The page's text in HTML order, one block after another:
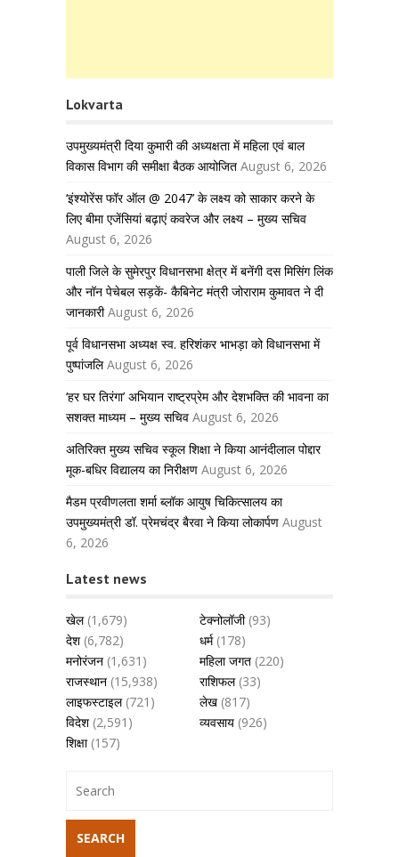
Lokvarta
उपमुख्यमंत्री दिया कुमारी की अध्यक्षता में महिला एवं बाल
विकास विभाग की समीक्षा बैठक आयोजित August 6, 2026
‘इंश्योरेंस फॉर ऑल @ 2047’ के लक्ष्य को साकार करने के
लिए बीमा एजेंसियां बढ़ाएं कवरेज और लक्ष्य – मुख्य सचिव
August 6, 2026
पाली जिले के सुमेरपुर विधानसभा क्षेत्र में बनेंगी दस मिसिंग लिंक
और नॉन पेचेबल सड़कें- कैबिनेट मंत्री जोराराम कुमावत ने दी
जानकारी August 6, 2026
पूर्व विधानसभा अध्यक्ष स्व. हरिशंकर भाभड़ा को विधानसभा में
पुष्पांजलि August 6, 2026
‘हर घर तिरंगा’ अभियान राष्ट्रप्रेम और देशभक्ति की भावना का
सशक्त माध्यम – मुख्य सचिव August 6, 2026
अतिरिक्त मुख्य सचिव स्कूल शिक्षा ने किया आनंदीलाल पोद्दार
मूक-बधिर विद्यालय का निरीक्षण August 6, 2026
मैडम प्रवीणलता शर्मा ब्लॉक आयुष चिकित्सालय का
उपमुख्यमंत्री डॉ. प्रेमचंद्र बैरवा ने किया लोकार्पण August
6, 2026
Latest news
खेल(1,679) टेक्नोलॉजी(93)
देश(6,782) धर्म(178)
मनोरंजन (1,631) महिला जगत (220)
राजस्थान (15,938) राशिफल(33)
लाइफस्टाइल(721) लेख (817)
विदेश(2,591) व्यवसाय (926)
शिक्षा(157)